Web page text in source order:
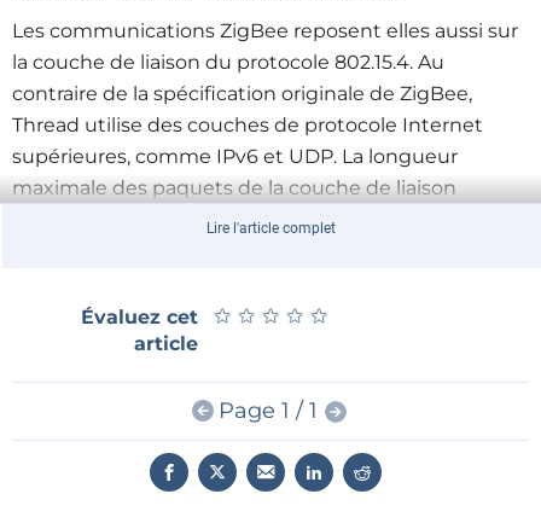
Les communications ZigBee reposent elles aussi sur
la couche de liaison du protocole 802.15.4. Au
contraire de la spécification originale de ZigBee,
Thread utilise des couches de protocole Internet
supérieures, comme IPv6 et UDP. La longueur
maximale des paquets de la couche de liaison
802.15.4 n’est que de 126 octets, tandis que celle d’un
conversion. C’est la couche intermédiaire appelée
6LoWPAN qui résout le problème. Elle fragmente les
paquets IPv6 au niveau de l’émetteur, puis les
réassemble au niveau du récepteur. L’utilisation du
protocole Internet facilite grandement la connexion
des nœuds d’un réseau radio Thread (lequel peut en
Lire l'article complet
Évaluez cet
article
★ ★ ★ ★ ★
★ ★ ★ ★ ★
Page 1 / 1